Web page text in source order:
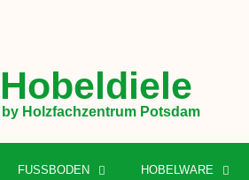
Hobeldiele
by Holzfachzentrum Potsdam
FUSSBODEN HOBELWARE